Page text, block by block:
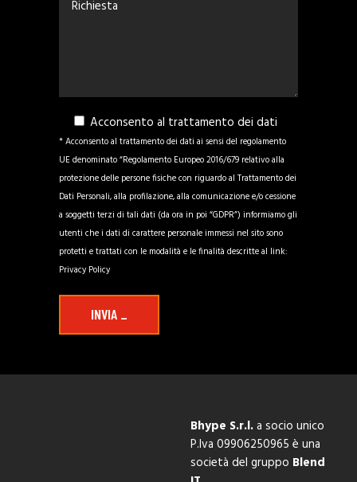
Acconsento al trattamento dei dati
* Acconsento al trattamento dei dati ai sensi del regolamento
UE denominato “Regolamento Europeo 2016/679 relativo alla
protezione delle persone fisiche con riguardo al Trattamento dei
Dati Personali, alla profilazione, alla comunicazione e/o cessione
a soggetti terzi di tali dati (da ora in poi “GDPR”) informiamo gli
utenti che i dati di carattere personale immessi nel sito sono
protetti e trattati con le modalità e le finalità descritte al link:
Privacy Policy
INVIA _
Bhype S.r.l.a socio unico
P.Iva 09906250965 è una
società del gruppo Blend